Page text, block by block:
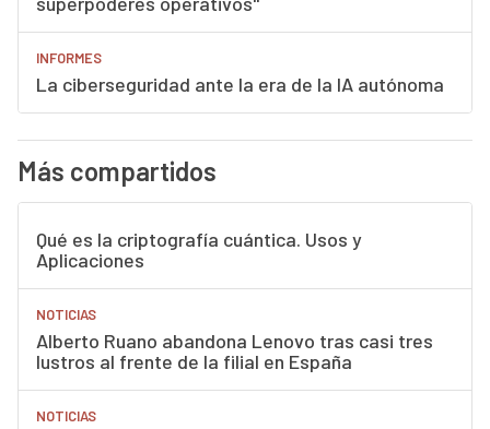
INFORMES
La ciberseguridad ante la era de la IA autónoma
Más compartidos
Qué es la criptografía cuántica. Usos y
Aplicaciones
NOTICIAS
Alberto Ruano abandona Lenovo tras casi tres
lustros al frente de la filial en España
NOTICIAS